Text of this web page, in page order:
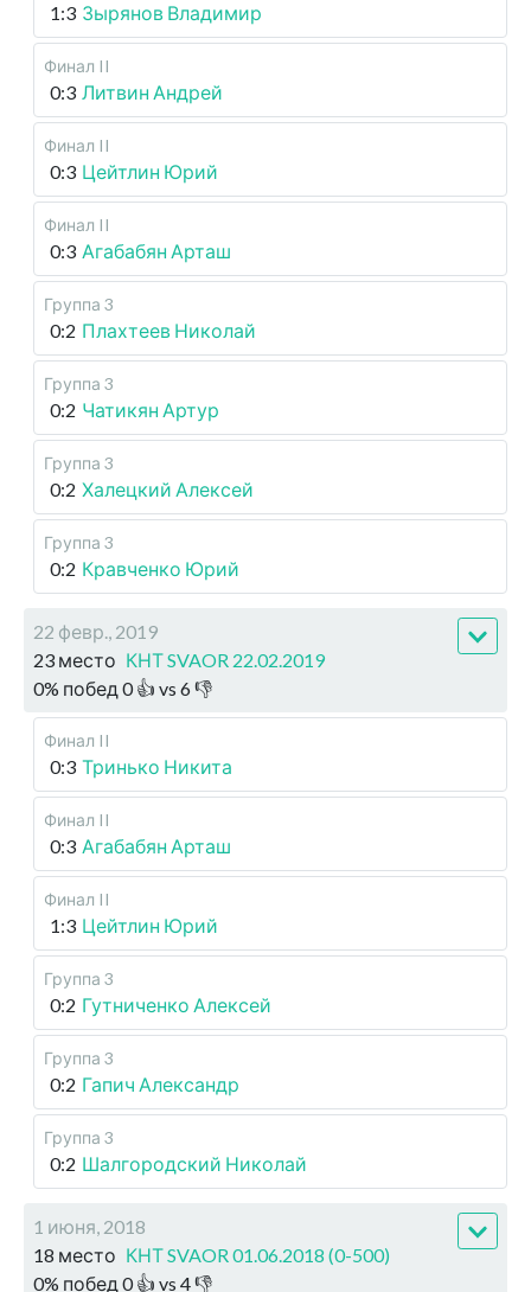
1:3 Зырянов Владимир
Финал II
0:3 Литвин Андрей
Финал II
0:3 Цейтлин Юрий
Финал II
0:3 Агабабян Арташ
Группа 3
0:2 Плахтеев Николай
Группа 3
0:2 Чатикян Артур
Группа 3
0:2 Халецкий Алексей
Группа 3
0:2 Кравченко Юрий
22 февр., 2019
23 место КНТ SVAOR 22.02.2019
0% побед 0👍 vs 6👎
Финал II
0:3 Тринько Никита
Финал II
0:3 Агабабян Арташ
Финал II
1:3 Цейтлин Юрий
Группа 3
0:2 Гутниченко Алексей
Группа 3
0:2 Гапич Александр
Группа 3
0:2 Шалгородский Николай
1 июня, 2018
18 место КНТ SVAOR 01.06.2018 (0-500)
0% побед 0👍 vs 4👎